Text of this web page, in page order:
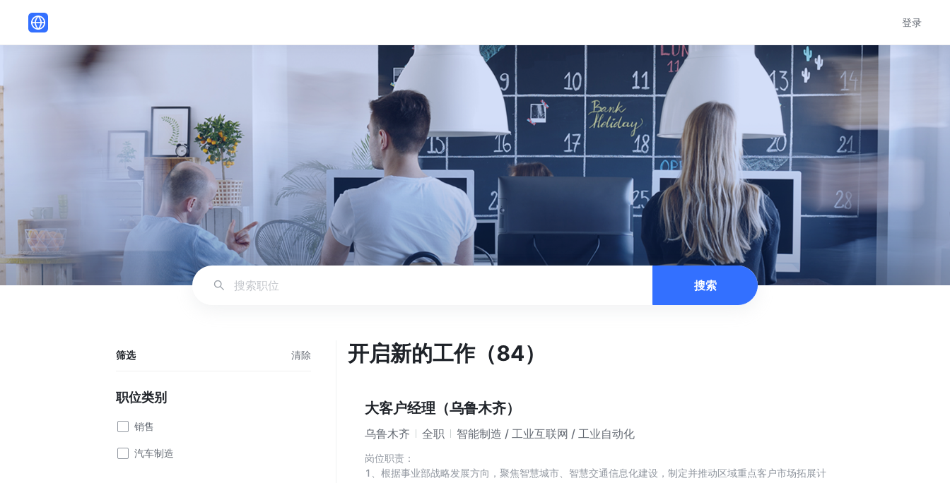
登录
搜索
筛选 清除
职位类别
销售
汽车制造
开启新的工作（84）
大客户经理（乌鲁木齐）
乌鲁木齐 全职 智能制造 / 工业互联网 / 工业自动化
岗位职责：
1、根据事业部战略发展方向，聚焦智慧城市、智慧交通信息化建设，制定并推动区域重点客户市场拓展计